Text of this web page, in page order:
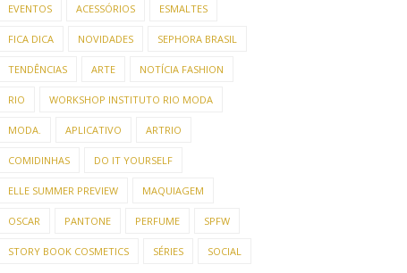
EVENTOS ACESSÓRIOS ESMALTES
FICA DICA NOVIDADES SEPHORA BRASIL
TENDÊNCIAS ARTE NOTÍCIA FASHION
RIO WORKSHOP INSTITUTO RIO MODA
MODA. APLICATIVO ARTRIO
COMIDINHAS DO IT YOURSELF
ELLE SUMMER PREVIEW MAQUIAGEM
OSCAR PANTONE PERFUME SPFW
STORY BOOK COSMETICS SÉRIES SOCIAL